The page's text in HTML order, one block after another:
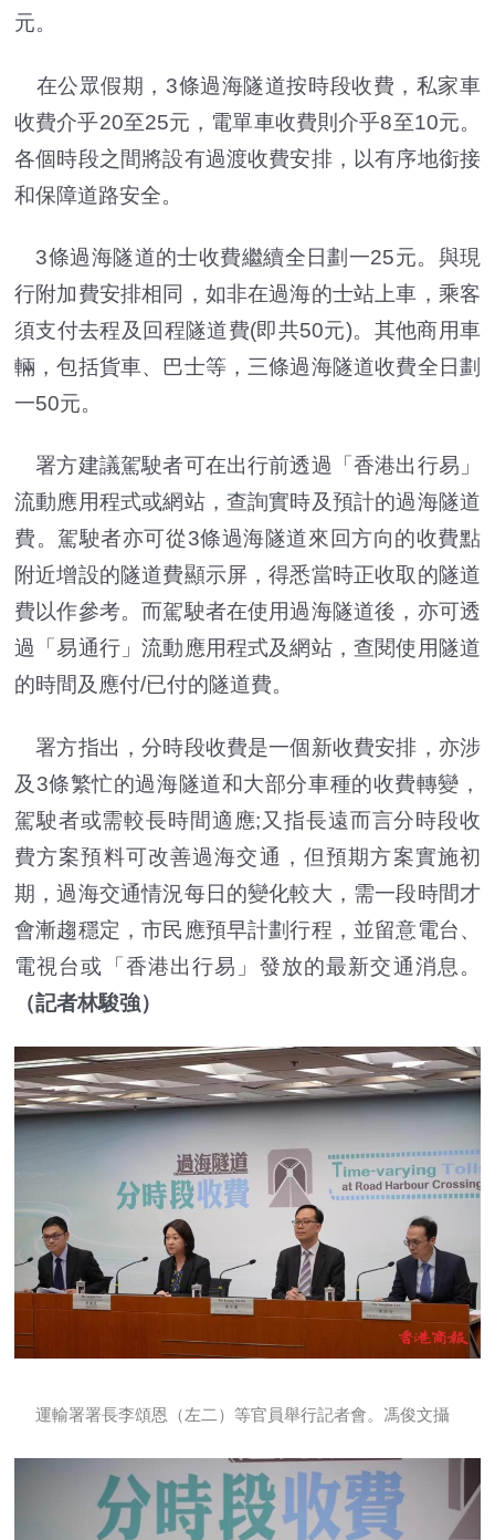
元。
在公眾假期，3條過海隧道按時段收費，私家車
收費介乎20至25元，電單車收費則介乎8至10元。
各個時段之間將設有過渡收費安排，以有序地銜接
和保障道路安全。
3條過海隧道的士收費繼續全日劃一25元。與現
行附加費安排相同，如非在過海的士站上車，乘客
須支付去程及回程隧道費(即共50元)。其他商用車
輛，包括貨車、巴士等，三條過海隧道收費全日劃
一50元。
署方建議駕駛者可在出行前透過「香港出行易」
流動應用程式或網站，查詢實時及預計的過海隧道
費。駕駛者亦可從3條過海隧道來回方向的收費點
附近增設的隧道費顯示屏，得悉當時正收取的隧道
費以作參考。而駕駛者在使用過海隧道後，亦可透
過「易通行」流動應用程式及網站，查閱使用隧道
的時間及應付/已付的隧道費。
署方指出，分時段收費是一個新收費安排，亦涉
及3條繁忙的過海隧道和大部分車種的收費轉變，
駕駛者或需較長時間適應;又指長遠而言分時段收
費方案預料可改善過海交通，但預期方案實施初
期，過海交通情況每日的變化較大，需一段時間才
會漸趨穩定，市民應預早計劃行程，並留意電台、
電視台或「香港出行易」發放的最新交通消息。
（記者林駿強）
運輸署署長李頌恩（左二）等官員舉行記者會。馮俊文攝